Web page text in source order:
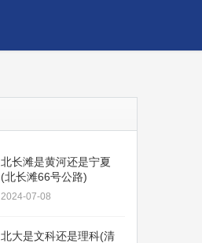
北长滩是黄河还是宁夏
(北长滩66号公路)
2024-07-08
北大是文科还是理科(清